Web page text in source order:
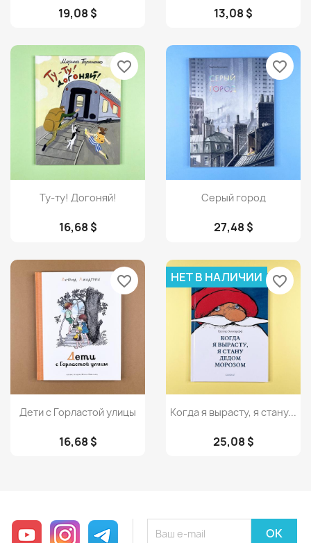
19,08 $ 13,08 $
Просмотр
Ту-ту! Догоняй!
16,68 $
favorite_border
Просмотр
Серый город
27,48 $
favorite_border
Просмотр
Дети с Горластой улицы
16,68 $
favorite_border
Просмотр
Когда я вырасту, я стану...
25,08 $
НЕТ В НАЛИЧИИ favorite_border
YouTube InstagramTelegram